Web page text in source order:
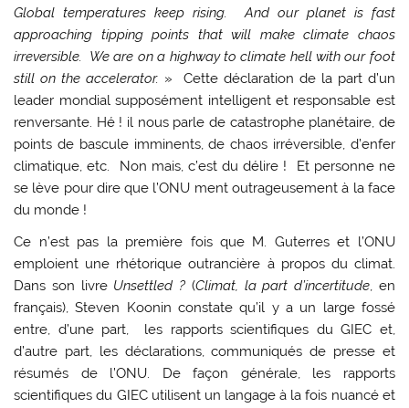
Global temperatures keep rising. And our planet is fast
approaching tipping points that will make climate chaos
irreversible. We are on a highway to climate hell with our foot
still on the accelerator. » Cette déclaration de la part d’un
leader mondial supposément intelligent et responsable est
renversante. Hé ! il nous parle de catastrophe planétaire, de
points de bascule imminents, de chaos irréversible, d’enfer
climatique, etc. Non mais, c’est du délire ! Et personne ne
se lève pour dire que l’ONU ment outrageusement à la face
du monde !
Ce n’est pas la première fois que M. Guterres et l’ONU
emploient une rhétorique outrancière à propos du climat.
Dans son livre Unsettled ? (Climat, la part d’incertitude, en
français), Steven Koonin constate qu’il y a un large fossé
entre, d’une part, les rapports scientifiques du GIEC et,
d’autre part, les déclarations, communiqués de presse et
résumés de l’ONU. De façon générale, les rapports
scientifiques du GIEC utilisent un langage à la fois nuancé et